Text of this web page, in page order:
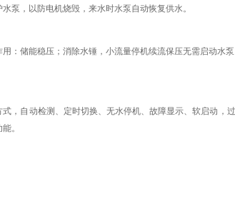
泵，以防电机烧毁，来水时水泵自动恢复供水。
：储能稳压；消除水锤，小流量停机续流保压无需启动水泵
式，自动检测、定时切换、无水停机、故障显示、软启动，
。